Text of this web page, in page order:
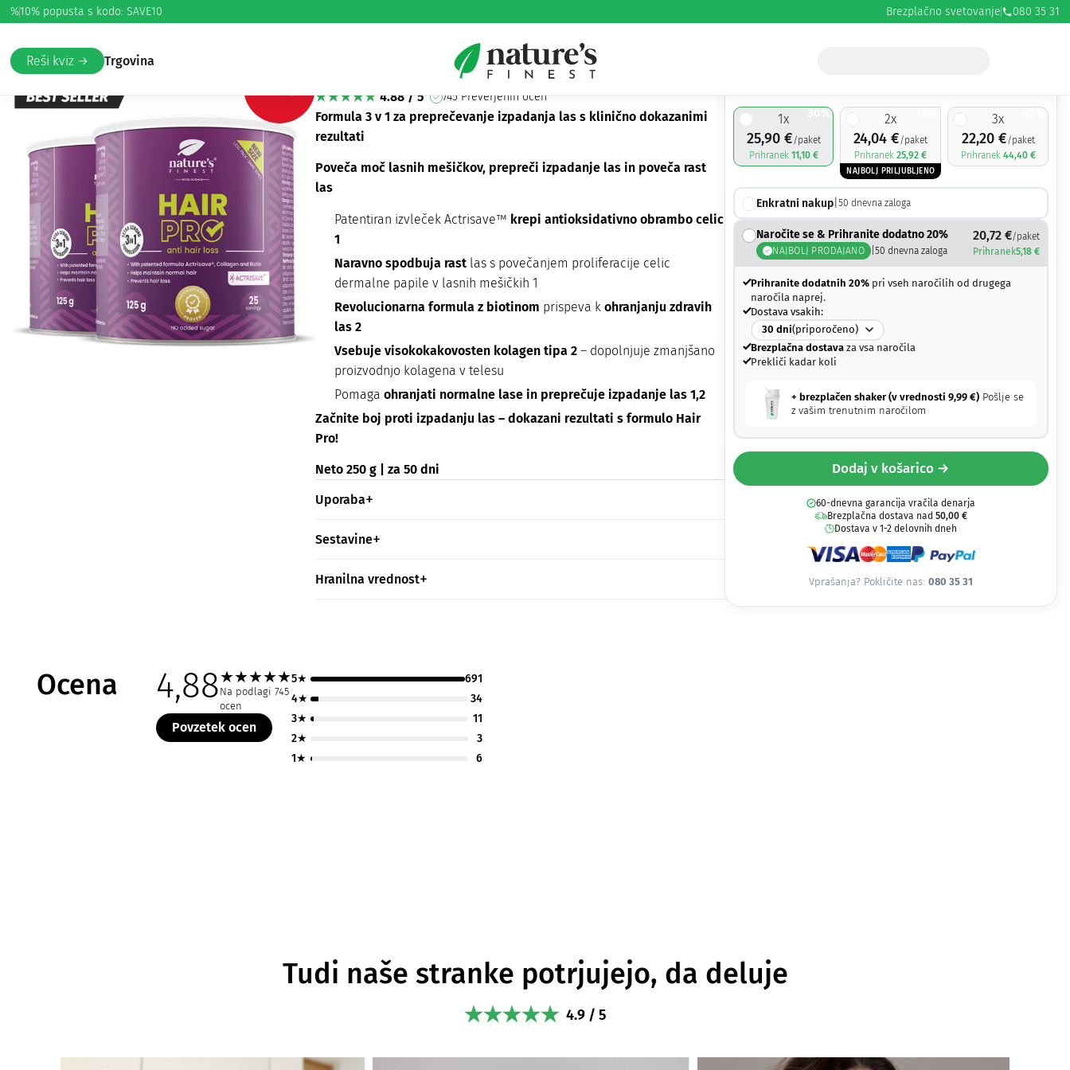
%10% popusta s kodo: SAVE10 Brezplačno svetovanje 080 35 31
Reši kviz → Trgovina
Domov/Lepota in nega/Lasje/ Hair Pro paket
Hair Pro paket
4.88 / 5 745 Preverjenih ocen
Formula 3 v 1 za preprečevanje izpadanja las s klinično dokazanimi
rezultati
Poveča moč lasnih mešičkov, prepreči izpadanje las in poveča rast
las
Patentiran izvleček Actrisave™ krepi antioksidativno obrambo celic
1
Naravno spodbuja rast las s povečanjem proliferacije celic
dermalne papile v lasnih mešičkih 1
Revolucionarna formula z biotinom prispeva k ohranjanju zdravih
las 2
Vsebuje visokokakovosten kolagen tipa 2 – dopolnjuje zmanjšano
proizvodnjo kolagena v telesu
Pomaga ohranjati normalne lase in preprečuje izpadanje las 1,2
Začnite boj proti izpadanju las – dokazani rezultati s formulo Hair
Pro!
Neto 250 g | za 50 dni
Uporaba
Sestavine
Hranilna vrednost
30%
1x
25,90 €/paket
Prihranek 11,10 €
2x
24,04€/paket
Prihranek25,92€
NAJBOLJ PRILJUBLJENO
40%
3x
22,20 €/paket
Prihranek 44,40 €
Enkratni nakup |50 dnevna zaloga
Naročite se & Prihranite dodatno 20%
NAJBOLJ PRODAJANO |50 dnevna zaloga
20,72 €/paket
Prihranek5,18 €
Prihranite dodatnih 20% pri vseh naročilih od drugega
naročila naprej.
Dostava vsakih:
30 dni(priporočeno)
Brezplačna dostava za vsa naročila
Prekliči kadar koli
+ brezplačen shaker (v vrednosti9,99€) Pošlje se
z vašim trenutnim naročilom
Dodaj v košarico →
60-dnevna garancija vračila denarja
Brezplačna dostava nad 50,00 €
Dostava v 1-2 delovnih dneh
Vprašanja? Pokličite nas: 080 35 31
Ocena 4,88★★★★★
Na podlagi 745
ocen
Povzetek ocen
5★
691
4★
34
3★
11
2★
3
1★
6
Tudi naše stranke potrjujejo, da deluje
4.9 / 5